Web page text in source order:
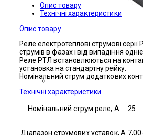
Опис товару
Технічні характеристики
Опис товару
Реле електротеплові струмові
струмів в фазах і від випадіння
Реле РТЛ встановлюються на
установка на стандартну рейку.
Номінальний струм додаткових
Технічні характеристики
Номінальний струм реле, А 25
Діапазон струмових уставок, А